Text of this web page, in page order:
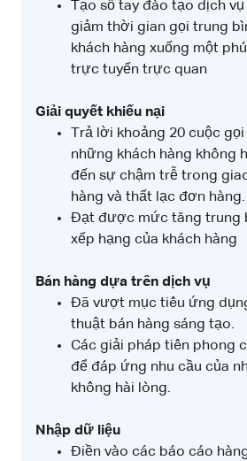
Tạo sổ tay đào tạo dịch vụ
giảm thời gian gọi trung
khách hàng xuống một
trực tuyến trực quan
Giải quyết khiếu nại
Trả lời khoảng 20 cuộc
những khách hàng không
đến sự chậm trễ trong
hàng và thất lạc đơn hàng.
Đạt được mức tăng trung
xếp hạng của khách hàng
Bán hàng dựa trên dịch vụ
Đã vượt mục tiêu ứng
thuật bán hàng sáng tạo.
Các giải pháp tiên phong
để đáp ứng nhu cầu của
không hài lòng.
Nhập dữ liệu
Điền vào các báo cáo